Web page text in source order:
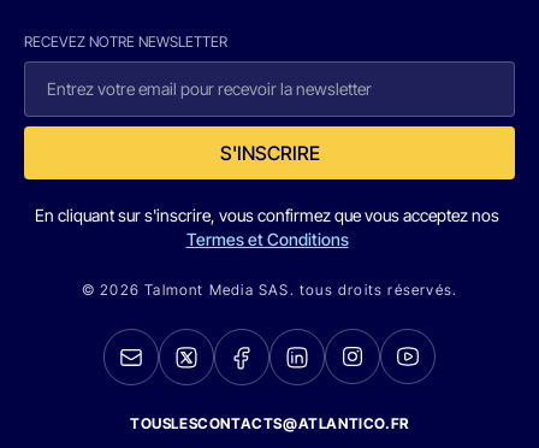
RECEVEZ NOTRE NEWSLETTER
S'INSCRIRE
En cliquant sur s'inscrire, vous confirmez que vous acceptez nos
Termes et Conditions
© 2026 Talmont Media SAS. tous droits réservés.
TOUSLESCONTACTS@ATLANTICO.FR